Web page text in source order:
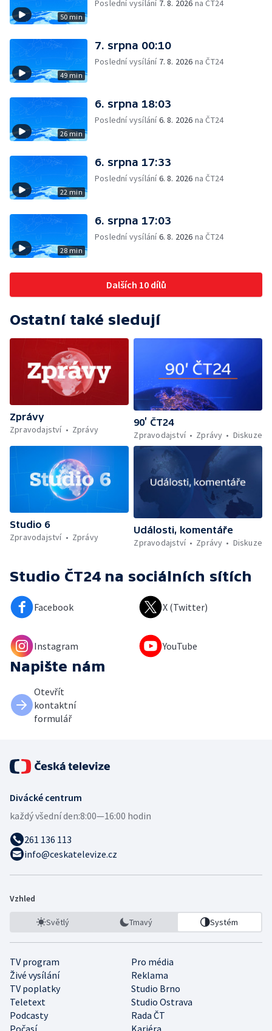
50 min
Poslední vysílání 7. 8. 2026 na ČT24
49 min
7. srpna 00:10
Poslední vysílání 7. 8. 2026 na ČT24
26 min
6. srpna 18:03
Poslední vysílání6. 8. 2026 na ČT24
22 min
6. srpna 17:33
Poslední vysílání6. 8. 2026 na ČT24
28 min
6. srpna 17:03
Poslední vysílání6. 8. 2026 na ČT24
Dalších 10 dílů
Ostatní také sledují
Zprávy
Zpravodajství
Zprávy
90’ ČT24
Zpravodajství
Zprávy Diskuze
Studio 6
Zpravodajství
Zprávy
Události, komentáře
Zpravodajství
Zprávy Diskuze
Studio ČT24 na sociálních sítích
Facebook X (Twitter)
Instagram YouTube
Napište nám
Otevřít
kontaktní
formulář
Divácké centrum
každý všední den:8:00—16:00 hodin
261 136 113
info@ceskatelevize.cz
Vzhled
Světlý Tmavý Systém
TV program
Pro média
Živé vysílání
Reklama
TV poplatky
Studio Brno
Teletext
Studio Ostrava
Podcasty
Rada ČT